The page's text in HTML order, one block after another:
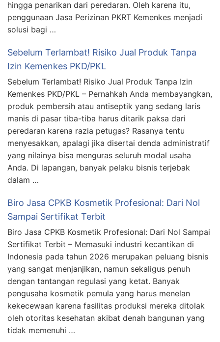
hingga penarikan dari peredaran. Oleh karena itu,
penggunaan Jasa Perizinan PKRT Kemenkes menjadi
solusi bagi …
Sebelum Terlambat! Risiko Jual Produk Tanpa
Izin Kemenkes PKD/PKL
Sebelum Terlambat! Risiko Jual Produk Tanpa Izin
Kemenkes PKD/PKL – Pernahkah Anda membayangkan,
produk pembersih atau antiseptik yang sedang laris
manis di pasar tiba-tiba harus ditarik paksa dari
peredaran karena razia petugas? Rasanya tentu
menyesakkan, apalagi jika disertai denda administratif
yang nilainya bisa menguras seluruh modal usaha
Anda. Di lapangan, banyak pelaku bisnis terjebak
dalam …
Biro Jasa CPKB Kosmetik Profesional: Dari Nol
Sampai Sertifikat Terbit
Biro Jasa CPKB Kosmetik Profesional: Dari Nol Sampai
Sertifikat Terbit – Memasuki industri kecantikan di
Indonesia pada tahun 2026 merupakan peluang bisnis
yang sangat menjanjikan, namun sekaligus penuh
dengan tantangan regulasi yang ketat. Banyak
pengusaha kosmetik pemula yang harus menelan
kekecewaan karena fasilitas produksi mereka ditolak
oleh otoritas kesehatan akibat denah bangunan yang
tidak memenuhi …